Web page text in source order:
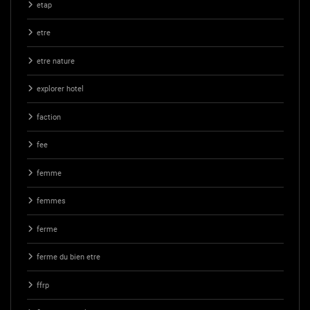
etap
etre
etre nature
explorer hotel
faction
fee
femme
femmes
ferme
ferme du bien etre
ffrp